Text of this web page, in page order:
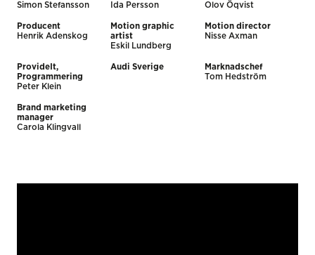
Simon Stefansson
Ida Persson
Olov Öqvist
Producent
Henrik Adenskog
Motion graphic
artist
Eskil Lundberg
Motion director
Nisse Axman
ProvideIt,
Programmering
Peter Klein
Audi Sverige
Marknadschef
Tom Hedström
Brand marketing
manager
Carola Klingvall